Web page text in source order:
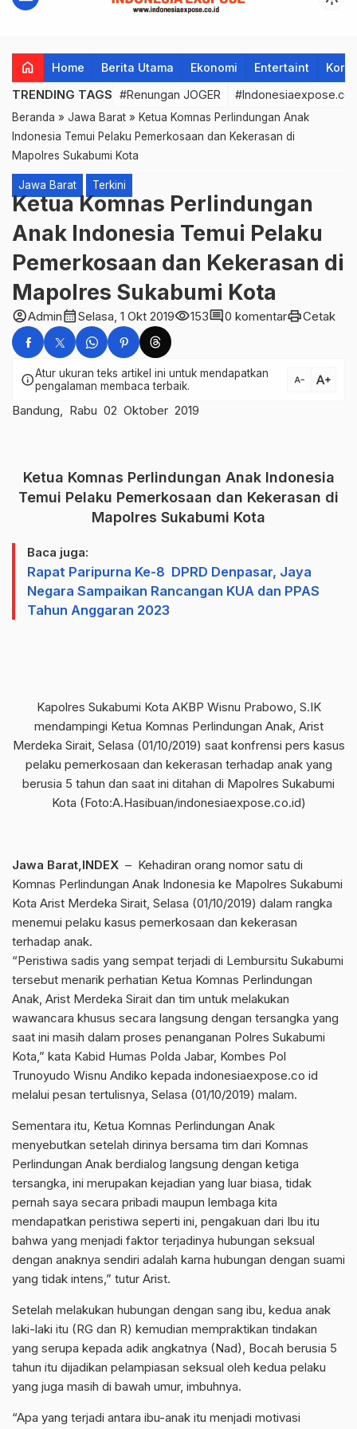
home Home Berita Utama Ekonomi Entertaint
TRENDING TAGS #Renungan JOGER
Beranda » Jawa Barat » Ketua Komnas Perlindungan Anak
lndonesia Temui Pelaku Pemerkosaan dan Kekerasan di
Mapolres Sukabumi Kota
Jawa Barat Terkini
Ketua Komnas Perlindungan
Anak lndonesia Temui Pelaku
Pemerkosaan dan Kekerasan di
Mapolres Sukabumi Kota
account_circleAdmincalendar_monthSelasa, 1 Okt 2019visibility153comment0 komentarprintCetak
infoAtur ukuran teks artikel ini untuk mendapatkan
pengalaman membaca terbaik.
text_decrease text_increase
Bandung, Rabu 02 Oktober 2019
Ketua Komnas Perlindungan Anak lndonesia
Temui Pelaku Pemerkosaan dan Kekerasan di
Mapolres Sukabumi Kota
Baca juga:
Rapat Paripurna Ke-8 DPRD Denpasar, Jaya
Negara Sampaikan Rancangan KUA dan PPAS
Tahun Anggaran 2023
Kapolres Sukabumi Kota AKBP Wisnu Prabowo, S.IK
mendampingi Ketua Komnas Perlindungan Anak, Arist
Merdeka Sirait, Selasa (01/10/2019) saat konfrensi pers kasus
pelaku pemerkosaan dan kekerasan terhadap anak yang
berusia 5 tahun dan saat ini ditahan di Mapolres Sukabumi
Kota (Foto:A.Hasibuan/indonesiaexpose.co.id)
Jawa Barat,INDEX – Kehadiran orang nomor satu di
Komnas Perlindungan Anak Indonesia ke Mapolres Sukabumi
Kota Arist Merdeka Sirait, Selasa (01/10/2019) dalam rangka
menemui pelaku kasus pemerkosaan dan kekerasan
terhadap anak.
“Peristiwa sadis yang sempat terjadi di Lembursitu Sukabumi
tersebut menarik perhatian Ketua Komnas Perlindungan
Anak, Arist Merdeka Sirait dan tim untuk melakukan
wawancara khusus secara langsung dengan tersangka yang
saat ini masih dalam proses penanganan Polres Sukabumi
Kota,” kata Kabid Humas Polda Jabar, Kombes Pol
Trunoyudo Wisnu Andiko kepada indonesiaexpose.co id
melalui pesan tertulisnya, Selasa (01/10/2019) malam.
Sementara itu, Ketua Komnas Perlindungan Anak
menyebutkan setelah dirinya bersama tim dari Komnas
Perlindungan Anak berdialog langsung dengan ketiga
tersangka, ini merupakan kejadian yang luar biasa, tidak
pernah saya secara pribadi maupun lembaga kita
mendapatkan peristiwa seperti ini, pengakuan dari Ibu itu
bahwa yang menjadi faktor terjadinya hubungan seksual
dengan anaknya sendiri adalah karna hubungan dengan suami
yang tidak intens,” tutur Arist.
Setelah melakukan hubungan dengan sang ibu, kedua anak
laki-laki itu (RG dan R) kemudian mempraktikan tindakan
yang serupa kepada adik angkatnya (Nad), Bocah berusia 5
tahun itu dijadikan pelampiasan seksual oleh kedua pelaku
yang juga masih di bawah umur, imbuhnya.
“Apa yang terjadi antara ibu-anak itu menjadi motivasi